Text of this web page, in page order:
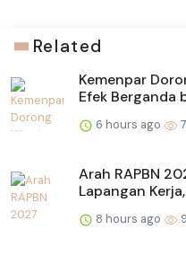
Related
Kemenpar
Efek Berganda
6 hours ago 7
Arah RAPBN
Lapangan Kerja,
8 hours ago 9